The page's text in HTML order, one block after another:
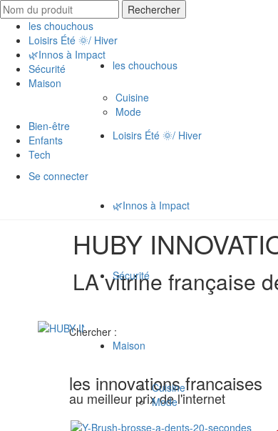
Rechercher
les chouchous
Loisirs Été 🌞/ Hiver
🌿Innos à Impact
Sécurité
Maison
Cuisine
Mode
Bien-être
Enfants
Tech
Se connecter
les chouchous
Loisirs Été 🌞/ Hiver
🌿Innos à Impact
Sécurité
Maison
Cuisine
Mode
HUBY
LA vitrine française
Chercher :
les innovations francaises
au meilleur prix de l'internet